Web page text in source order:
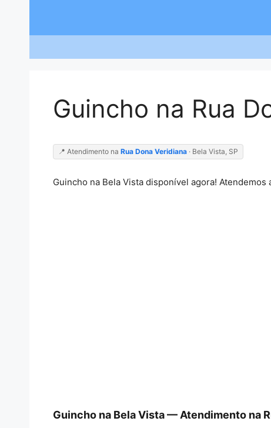
Guincho na Rua
📍 Atendimento na Rua Dona Veridiana· Bela Vista, SP
Guincho na Bela Vista disponível agora!
Guincho na Bela Vista — Atendimento na